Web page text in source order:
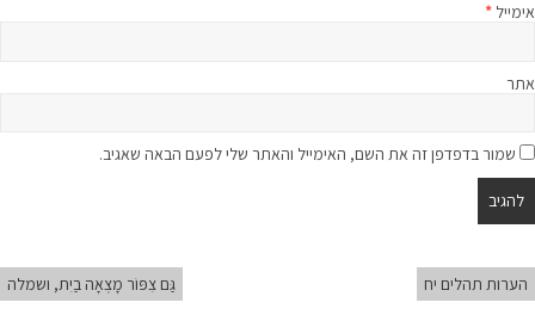
אימייל *
אתר
שמור בדפדפן זה את השם, האימייל והאתר שלי לפעם הבאה שאגיב.
הערות תהלים יח גַּם צִפּוֹר מָצְאָה בַיִת, ושמלה